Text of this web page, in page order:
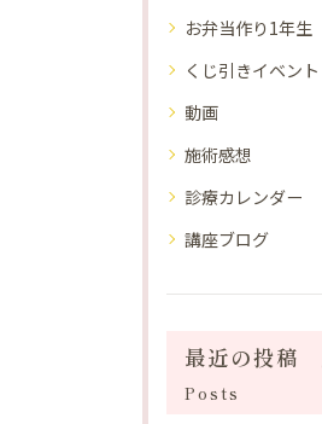
お弁当作り1年生
くじ引きイベント
動画
施術感想
診療カレンダー
講座ブログ
最近の投稿
Posts